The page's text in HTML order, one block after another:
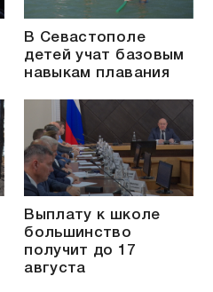
В Севастополе
детей учат базовым
навыкам плавания
Выплату к школе
большинство
получит до 17
августа